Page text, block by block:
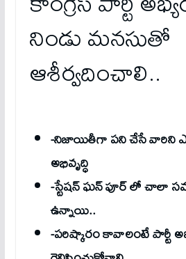
నిండు మనసుతో
ఆశీర్వదించాలి..
-నిజాయితీగా పని చేసే వారిని
అభివృద్ధి
-స్టేషన్ ఘన్ పూర్ లో చాలా
ఉన్నాయి..
-పరిష్కారం కావాలంటే పార్టీ